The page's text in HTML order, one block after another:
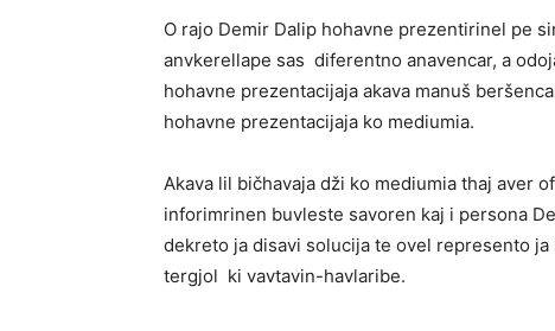
O rajo Demir Dalip hohavne prezentirinel pe
anvkerellape sas diferentno anavencar, a
hohavne prezentacijaja akava manuš
hohavne prezentacijaja ko mediumia.
Akava lil bičhavaja dži ko mediumia thaj aver
inforimrinen buvleste savoren kaj i persona
dekreto ja disavi solucija te ovel represento
tergjol ki vavtavin-havlaribe.